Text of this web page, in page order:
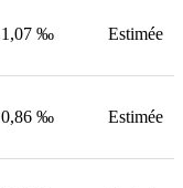
1,07 ‰ Estimée
0,86 ‰ Estimée